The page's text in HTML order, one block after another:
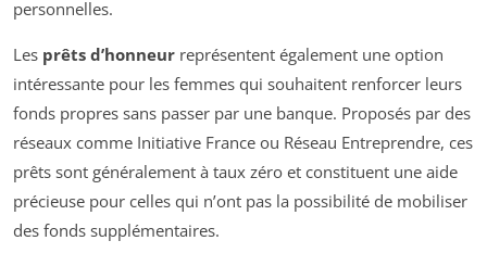
personnelles.
Les prêts d’honneur représentent également une option
intéressante pour les femmes qui souhaitent renforcer leurs
fonds propres sans passer par une banque. Proposés par des
réseaux comme Initiative France ou Réseau Entreprendre, ces
prêts sont généralement à taux zéro et constituent une aide
précieuse pour celles qui n’ont pas la possibilité de mobiliser
des fonds supplémentaires.